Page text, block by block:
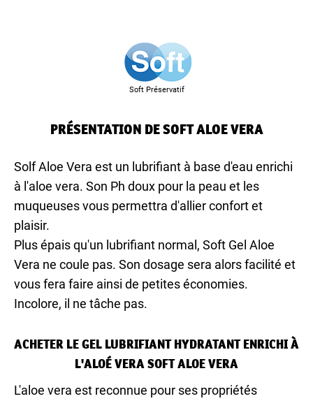
Soft Préservatif
PRÉSENTATION DE SOFT ALOE VERA
Solf Aloe Vera est un lubrifiant à base d'eau enrichi
à l'aloe vera. Son Ph doux pour la peau et les
muqueuses vous permettra d'allier confort et
plaisir.
Plus épais qu'un lubrifiant normal, Soft Gel Aloe
Vera ne coule pas. Son dosage sera alors facilité et
vous fera faire ainsi de petites économies.
Incolore, il ne tâche pas.
ACHETER LE GEL LUBRIFIANT HYDRATANT ENRICHI À
L'ALOÉ VERA SOFT ALOE VERA
L'aloe vera est reconnue pour ses propriétés